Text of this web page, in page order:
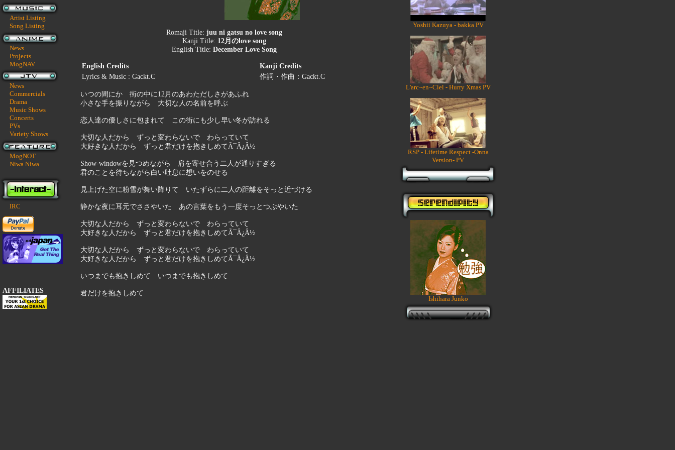
Artist Listing
Song Listing
News
Projects
MogNAV
News
Commercials
Drama
Music Shows
Concerts
PVs
Variety Shows
MogNOT
Niwa Niwa
IRC
AFFILIATES
Romaji Title: juu ni gatsu no love song
Kanji Title: 12月のlove song
English Title: December Love Song
English Credits
Kanji Credits
Lyrics & Music : Gackt.C
作詞・作曲：Gackt.C
いつの間にか 街の中に12月のあわただしさがあふれ
小さな手を振りながら 大切な人の名前を呼ぶ
恋人達の優しさに包まれて この街にも少し早い冬が訪れる
大切な人だから ずっと変わらないで わらっていて
大好きな人だから ずっと君だけを抱きしめてÃ¯Â¿Â½
Show-windowを見つめながら 肩を寄せ合う二人が通りすぎる
君のことを待ちながら白い吐息に想いをのせる
見上げた空に粉雪が舞い降りて いたずらに二人の距離をそっと近づける
静かな夜に耳元でささやいた あの言葉をもう一度そっとつぶやいた
大切な人だから ずっと変わらないで わらっていて
大好きな人だから ずっと君だけを抱きしめてÃ¯Â¿Â½
大切な人だから ずっと変わらないで わらっていて
大好きな人だから ずっと君だけを抱きしめてÃ¯Â¿Â½
いつまでも抱きしめて いつまでも抱きしめて
君だけを抱きしめて
Yoshii Kazuya - bakka PV
L'arc~en~Ciel - Hurry Xmas PV
RSP - Lifetime Respect -Onna
Version- PV
Ishihara Junko